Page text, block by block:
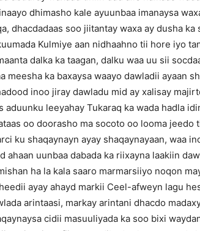
dhimasho kale ayuunbaa imanaysa
dhacdadaas soo jiitantay waxa ay dusha
Kulmiye aan nidhaahno tii hore iyo
dalka ka taagan, dalku waa uu sii
meesha ka baxaysa waayo dawladii ayaan
inoo jiray dawladu mid ay xalisay
aduunku leeyahay Tukaraq ka wada hadla
oo doorasho ma socoto oo looma jeedo
ku shaqaynayn ayay shaqaynayaan, waa
ahaan uunbaa dabada ka riixayna laakiin
ha la kala saaro marmarsiiyo noqon
ayay ahayd markii Ceel-afweyn lagu
arintaasi, markay arintani dhacdo
cidii masuuliyada ka soo bixi